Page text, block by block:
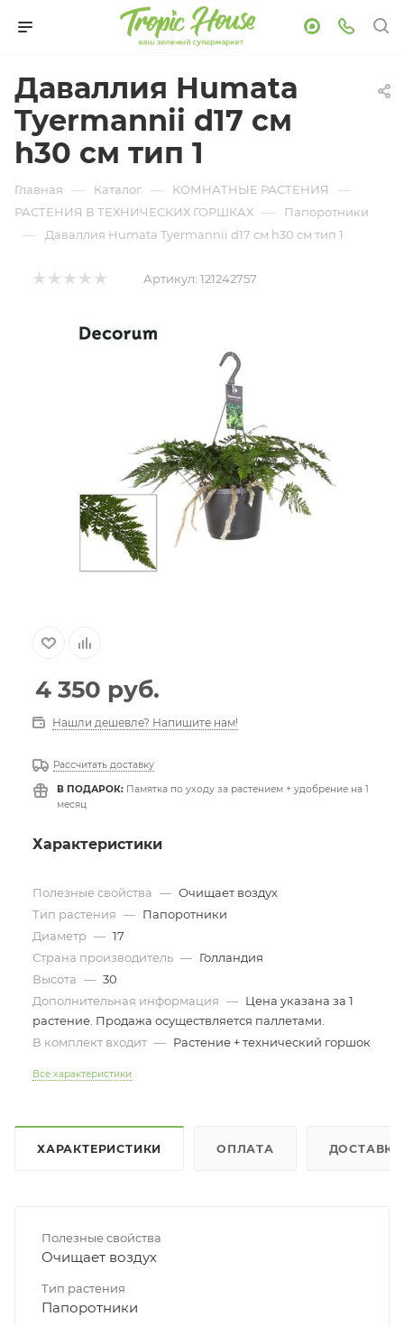
Даваллия Humata
Tyermannii d17 см
h30 см тип 1
Главная — Каталог — КОМНАТНЫЕ РАСТЕНИЯ —
РАСТЕНИЯ В ТЕХНИЧЕСКИХ ГОРШКАХ — Папоротники
— Даваллия Humata Tyermannii d17 см h30 см тип 1
Артикул: 121242757
4 350 руб.
Нашли дешевле? Напишите нам!
Рассчитать доставку
В ПОДАРОК: Памятка по уходу за растением + удобрение на 1
месяц
Характеристики
Полезные свойства — Очищает воздух
Тип растения — Папоротники
Диаметр — 17
Страна производитель — Голландия
Высота — 30
Дополнительная информация — Цена указана за 1
растение. Продажа осуществляется паллетами.
В комплект входит — Растение + технический горшок
Все характеристики
ХАРАКТЕРИСТИКИ ОПЛАТА ДОСТАВКА
Полезные свойства
Очищает воздух
Тип растения
Папоротники